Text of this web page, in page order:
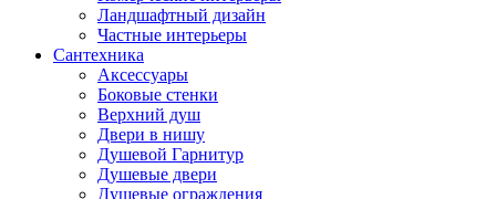
Ландшафтный дизайн
Частные интерьеры
Сантехника
Аксессуары
Боковые стенки
Верхний душ
Двери в нишу
Душевой Гарнитур
Душевые двери
Душевые ограждения